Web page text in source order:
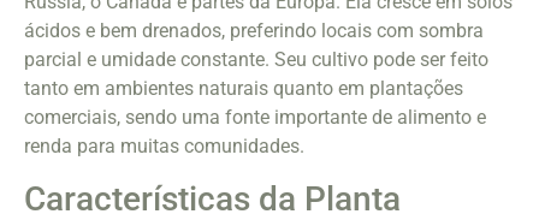
ácidos e bem drenados, preferindo locais com sombra
parcial e umidade constante. Seu cultivo pode ser feito
tanto em ambientes naturais quanto em plantações
comerciais, sendo uma fonte importante de alimento e
renda para muitas comunidades.
Características da Planta